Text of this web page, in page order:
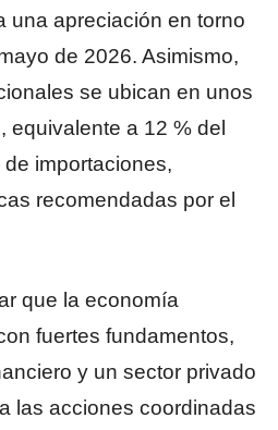
una apreciación en torno
de 2026. Asimismo,
se ubican en unos
equivalente a 12 % del
importaciones,
recomendadas por el
que la economía
fuertes fundamentos,
y un sector privado
las acciones coordinadas